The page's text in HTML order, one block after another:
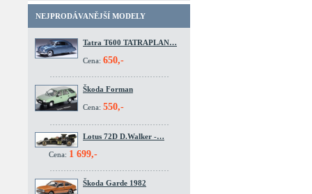
NEJPRODÁVANĚJŠÍ MODELY
Tatra T600 TATRAPLAN…
Cena: 650,-
Škoda Forman
Cena: 550,-
Lotus 72D D.Walker -…
Cena: 1 699,-
Škoda Garde 1982